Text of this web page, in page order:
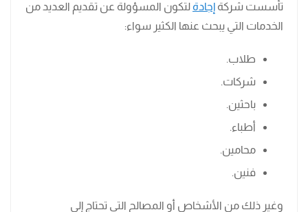
تأسست شركة إجادة لتكون المسؤولة عن تقديم العديد من
الخدمات التي يبحث عنها الكثير سواء:
طلاب.
شركات.
باحثين.
أطباء.
محامين.
فنين.
وغير ذلك من الأشخاص أو المصالح التي تحتاج إلى